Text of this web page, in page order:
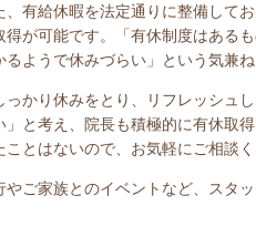
、有給休暇を法定通りに整備して
得が可能です。「有休制度はある
るようで休みづらい」という気兼ね
っかり休みをとり、リフレッシュ
」と考え、院長も積極的に有休取
ことはないので、お気軽にご相談く
やご家族とのイベントなど、スタ